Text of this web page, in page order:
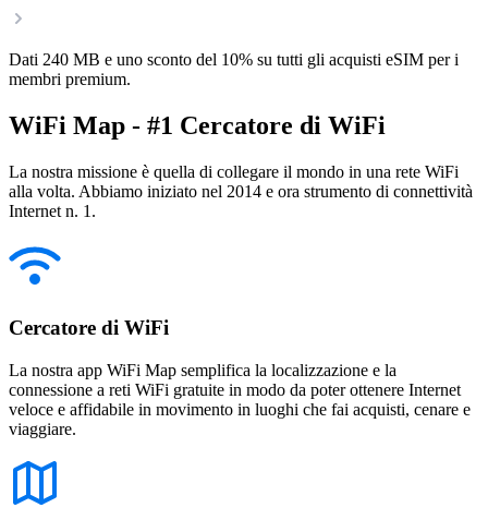
Dati 240 MB e uno sconto del 10% su tutti gli acquisti eSIM per i
membri premium.
WiFi Map - #1 Cercatore di WiFi
La nostra missione è quella di collegare il mondo in una rete WiFi
alla volta. Abbiamo iniziato nel 2014 e ora strumento di connettività
Internet n. 1.
Cercatore di WiFi
La nostra app WiFi Map semplifica la localizzazione e la
connessione a reti WiFi gratuite in modo da poter ottenere Internet
veloce e affidabile in movimento in luoghi che fai acquisti, cenare e
viaggiare.